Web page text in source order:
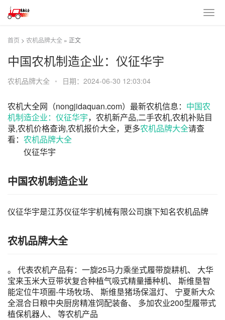
首页 > 农机品牌大全 » 正文
中国农机制造企业：仪征华宇
农机品牌大全 • 日期：2024-06-30 12:03:04
农机大全网（nongjidaquan.com）最新农机信息： 中国农
机制造企业：仪征华宇，农机新产品,二手农机,农机补贴目
录,农机价格查询,农机报价大全，更多农机品牌大全请查
看： 农机品牌大全
仪征华宇
中国农机制造企业
仪征华宇是江苏仪征华宇机械有限公司旗下知名农机品牌
农机品牌大全
。 代表农机产品有：一旋25马力乘坐式履带旋耕机、 大华
宝来玉米大豆带状复合种植气吸式精量播种机、 斯维垦智
能定位牛项圈-牛场牧场、 斯维垦猪场保温灯、 宁夏新大众
全混合日粮中央厨房精准饲配装备、 多加农业200型履带式
植保机器人、 等农机产品